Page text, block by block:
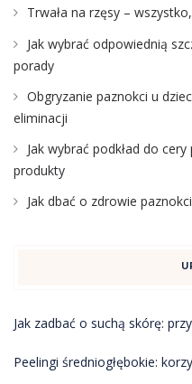
Trwała na rzęsy –
Jak wybrać odpowiednią
porady
Obgryzanie paznokci u
eliminacji
Jak wybrać podkład do
produkty
Jak dbać o zdrowie
Jak zadbać o suchą skórę:
Peelingi średniogłębokie: